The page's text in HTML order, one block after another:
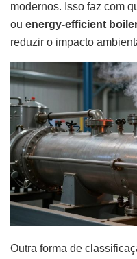
modernos. Isso faz com
ou energy-efficient
reduzir o impacto
Outra forma de